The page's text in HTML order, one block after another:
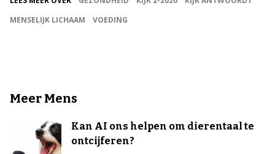
MENSELIJK LICHAAM
VOEDING
Meer Mens
Kan AI ons helpen om dierentaal te
ontcijferen?